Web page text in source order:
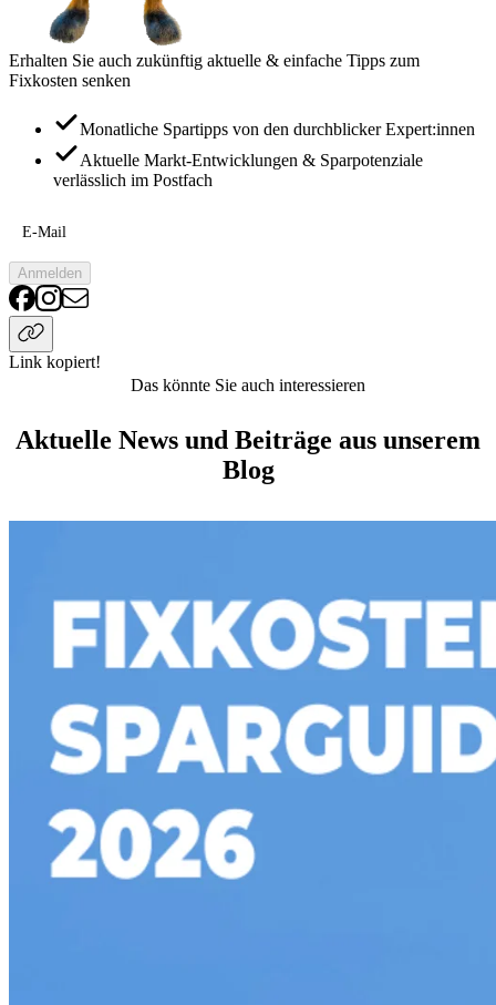
Erhalten Sie auch zukünftig aktuelle & einfache Tipps zum
Fixkosten senken
Monatliche Spartipps von den durchblicker Expert:innen
Aktuelle Markt-Entwicklungen & Sparpotenziale
verlässlich im Postfach
E-Mail
Anmelden
Link kopiert!
Das könnte Sie auch interessieren
Aktuelle News und Beiträge aus unserem
Blog